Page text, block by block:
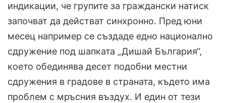
индикации, че групите за граждански натиск
започват да действат синхронно. Пред юни
месец например се създаде едно национално
сдружение под шапката „Дишай България“,
което обединява десет подобни местни
сдружения в градове в страната, където има
проблем с мръсния въздух. И един от тези